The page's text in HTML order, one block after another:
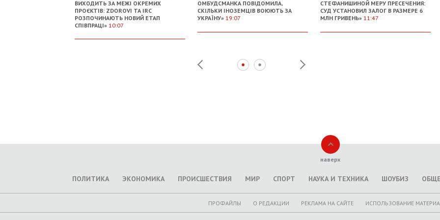
ВИХОДИТЬ ЗА МЕЖІ ОКРЕМИХ
ПРОЄКТІВ: ZDOROVI ТА IRC
РОЗПОЧИНАЮТЬ НОВИЙ ЕТАП
СПІВПРАЦІ» 10:07
ОМБУДСМАНКА ПОВІДОМИЛА,
СКІЛЬКИ ІНОЗЕМЦІВ ВОЮЮТЬ ЗА
УКРАЇНУ» 19:07
СТЕФАНИШИНОЙ МЕРУ ПРЕСЕЧЕНИЯ:
СУД УСТАНОВИЛ ЗАЛОГ В РАЗМЕРЕ 6
МЛН ГРИВЕНЬ» 11:47
наверх
ПОЛИТИКА ЭКОНОМИКА ПРОИСШЕСТВИЯ МИР СПОРТ НАУКА И ТЕХНИКА ШОУБИЗ
ПРОФАЙЛЫ O РЕДАКЦИИ РЕКЛАМА НА САЙТЕ ИСПОЛЬЗОВАНИЕ